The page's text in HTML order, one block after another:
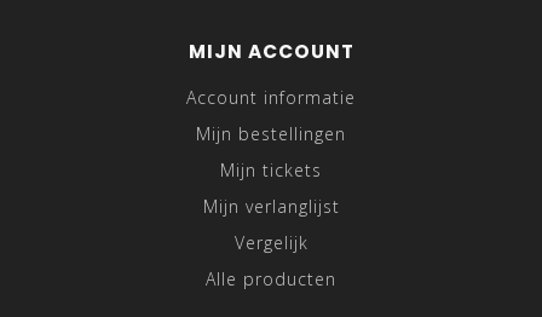
MIJN ACCOUNT
Account informatie
Mijn bestellingen
Mijn tickets
Mijn verlanglijst
Vergelijk
Alle producten